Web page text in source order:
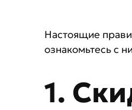
Настоящие
ознакомьтесь с
1.